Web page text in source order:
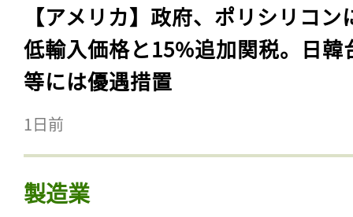
【アメリカ】政府、ポリシリコン
低輸入価格と15%追加関税。日韓
等には優遇措置
1日前
製造業